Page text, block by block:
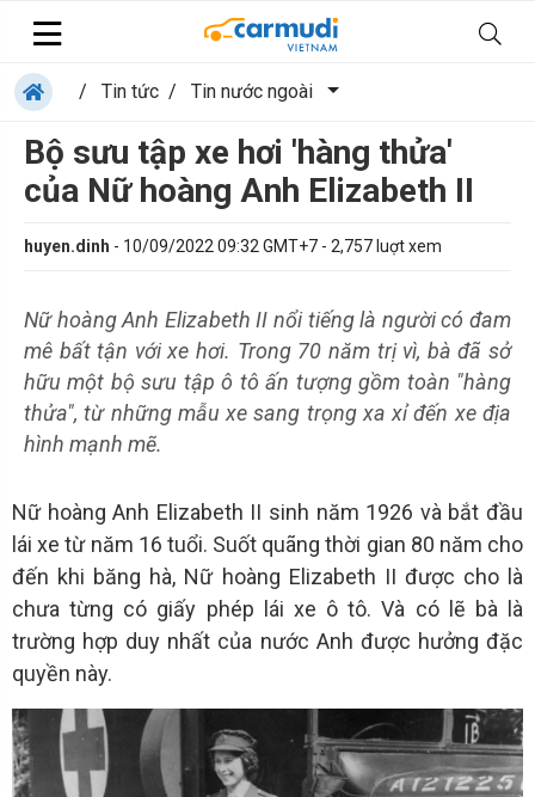
/ Tin tức / Tin nước ngoài
Bộ sưu tập xe hơi 'hàng thửa'
của Nữ hoàng Anh Elizabeth II
huyen.dinh - 10/09/2022 09:32 GMT+7 - 2,757 luợt xem
Nữ hoàng Anh Elizabeth II nổi tiếng là người có đam
mê bất tận với xe hơi. Trong 70 năm trị vì, bà đã sở
hữu một bộ sưu tập ô tô ấn tượng gồm toàn "hàng
thửa", từ những mẫu xe sang trọng xa xỉ đến xe địa
hình mạnh mẽ.
Nữ hoàng Anh Elizabeth II sinh năm 1926 và bắt đầu
lái xe từ năm 16 tuổi. Suốt quãng thời gian 80 năm cho
đến khi băng hà, Nữ hoàng Elizabeth II được cho là
chưa từng có giấy phép lái xe ô tô. Và có lẽ bà là
trường hợp duy nhất của nước Anh được hưởng đặc
quyền này.